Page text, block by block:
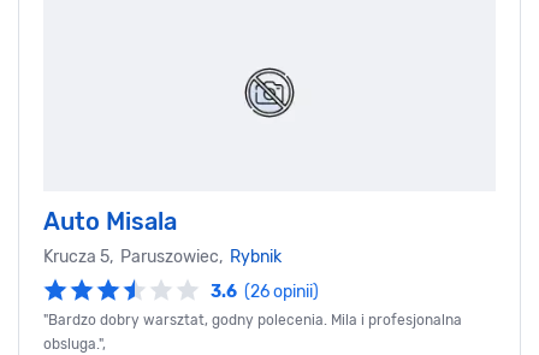
Auto Misala
Krucza 5, Paruszowiec, Rybnik
3.6 (26 opinii)
"Bardzo dobry warsztat, godny polecenia. Mila i profesjonalna
obsluga.",